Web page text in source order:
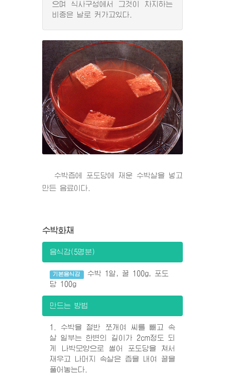
으며 식사구성에서 그것이 차지하는
비중은 날로 커가고있다.
수박즙에 포도당에 재운 수박살을 넣고
만든 음료이다.
수박화채
음식감(5명분)
기본음식감
수박 1알, 꿀 100g, 포도
당 100g
만드는 방법
1. 수박을 절반 쪼개여 씨를 빼고 속
살 일부는 한변의 길이가 2cm정도 되
게 나박모양으로 썰어 포도당을 쳐서
재우고 나머지 속살은 즙을 내여 꿀을
풀어놓는다.